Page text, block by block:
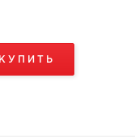
КУПИТЬ